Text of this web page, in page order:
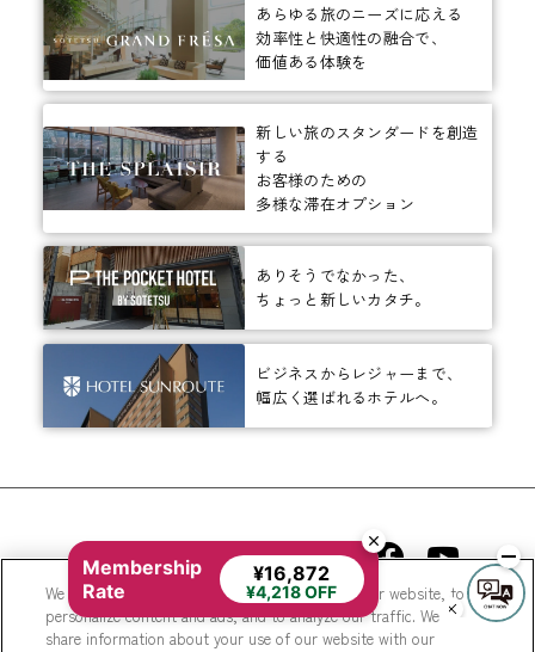
あらゆる旅のニーズに応える
効率性と快適性の融合で、
価値ある体験を
新しい旅のスタンダードを創造
する
お客様のための
多様な滞在オプション
ありそうでなかった、
ちょっと新しいカタチ。
ビジネスからレジャーまで、
幅広く選ばれるホテルへ。
相鉄ホテルズ 公式SNS
We use cookies to improve your experience on our website, to
personalize content and ads, and to analyze our traffic. We
share information about your use of our website with our
Membership
Rate
¥16,872
¥4,218 OFF